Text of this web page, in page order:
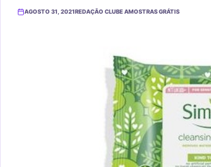
AGOSTO 31, 2021REDAÇÃO CLUBE AMOSTRAS GRÁTIS